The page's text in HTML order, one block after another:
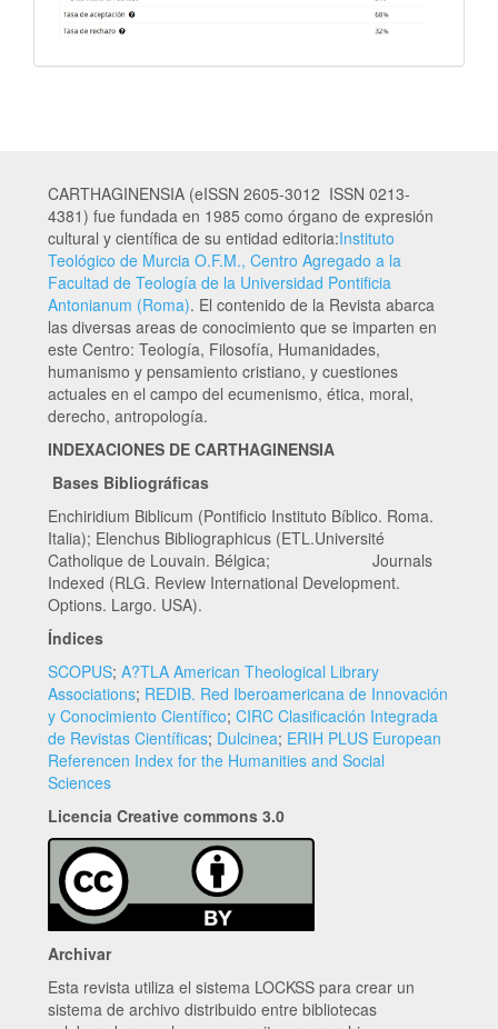
CARTHAGINENSIA (eISSN 2605-3012 ISSN 0213-
4381) fue fundada en 1985 como órgano de expresión
cultural y científica de su entidad editoria:Instituto
Teológico de Murcia O.F.M., Centro Agregado a la
Facultad de Teología de la Universidad Pontificia
Antonianum (Roma). El contenido de la Revista abarca
las diversas areas de conocimiento que se imparten en
este Centro: Teología, Filosofía, Humanidades,
humanismo y pensamiento cristiano, y cuestiones
actuales en el campo del ecumenismo, ética, moral,
derecho, antropología.
INDEXACIONES DE CARTHAGINENSIA
Bases Bibliográficas
Enchiridium Biblicum (Pontificio Instituto Bíblico. Roma.
Italia); Elenchus Bibliographicus (ETL.Université
Catholique de Louvain. Bélgica; Journals
Indexed (RLG. Review International Development.
Options. Largo. USA).
Índices
SCOPUS; A?TLA American Theological Library
Associations; REDIB. Red Iberoamericana de Innovación
y Conocimiento Científico; CIRC Clasificación Integrada
de Revistas Científicas; Dulcinea; ERIH PLUS European
Referencen Index for the Humanities and Social
Sciences
Licencia Creative commons 3.0
Archivar
Esta revista utiliza el sistema LOCKSS para crear un
sistema de archivo distribuido entre bibliotecas